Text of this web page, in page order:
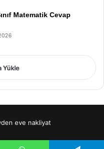
Matematik Cevap
Yükle
eve nakliyat